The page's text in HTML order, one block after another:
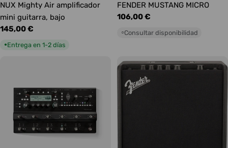
NUX Mighty Air amplificador
mini guitarra, bajo
Precio
145,00 €
●Entrega en 1-2 días
FENDER MUSTANG MICRO
Precio
106,00 €
○Consultar disponibilidad